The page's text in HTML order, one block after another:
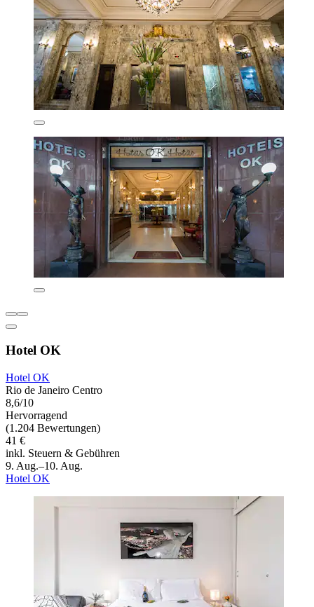
Hotel OK
Hotel OK
Rio de Janeiro Centro
8,6/10
Hervorragend
(1.204 Bewertungen)
41 €
inkl. Steuern & Gebühren
9. Aug.–10. Aug.
Hotel OK